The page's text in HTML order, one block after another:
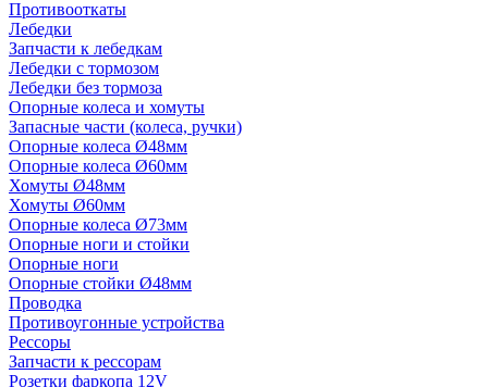
Противооткаты
Лебедки
Запчасти к лебедкам
Лебедки с тормозом
Лебедки без тормоза
Опорные колеса и хомуты
Запасные части (колеса, ручки)
Опорные колеса Ø48мм
Опорные колеса Ø60мм
Хомуты Ø48мм
Хомуты Ø60мм
Опорные колеса Ø73мм
Опорные ноги и стойки
Опорные ноги
Опорные стойки Ø48мм
Проводка
Противоугонные устройства
Рессоры
Запчасти к рессорам
Розетки фаркопа 12V